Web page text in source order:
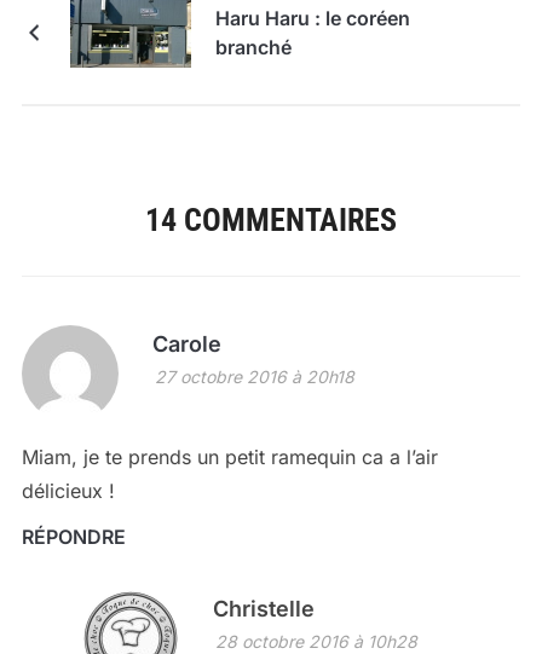
Haru Haru : le coréen
branché
14 COMMENTAIRES
Carole
27 octobre 2016 à 20h18
Miam, je te prends un petit ramequin ca a l’air
délicieux !
RÉPONDRE
Christelle
28 octobre 2016 à 10h28